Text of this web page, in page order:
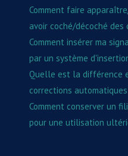
Comment faire
avoir coché/décoché des
Comment insérer ma
par un système
Quelle est la différence
corrections
Comment conserver un
pour une utilisation